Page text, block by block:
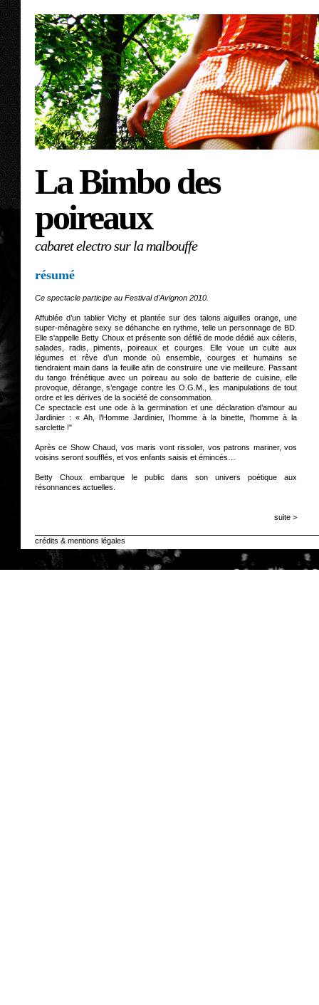
La Bimbo des
poireaux
cabaret electro sur la malbouffe
résumé
Ce spectacle participe au Festival d'Avignon 2010.
Affublée d’un tablier Vichy et plantée sur des talons aiguilles orange, une
super-ménagère sexy se déhanche en rythme, telle un personnage de BD.
Elle s'appelle Betty Choux et présente son défilé de mode dédié aux céleris,
salades, radis, piments, poireaux et courges. Elle voue un culte aux
légumes et rêve d’un monde où ensemble, courges et humains se
tiendraient main dans la feuille afin de construire une vie meilleure. Passant
du tango frénétique avec un poireau au solo de batterie de cuisine, elle
provoque, dérange, s’engage contre les O.G.M., les manipulations de tout
ordre et les dérives de la société de consommation.
Ce spectacle est une ode à la germination et une déclaration d’amour au
Jardinier : « Ah, l’Homme Jardinier, l’homme à la binette, l'homme à la
sarclette !"
Après ce Show Chaud, vos maris vont rissoler, vos patrons mariner, vos
voisins seront soufflés, et vos enfants saisis et émincés…
Betty Choux embarque le public dans son univers poétique aux
résonnances actuelles.
suite >
crédits & mentions légales